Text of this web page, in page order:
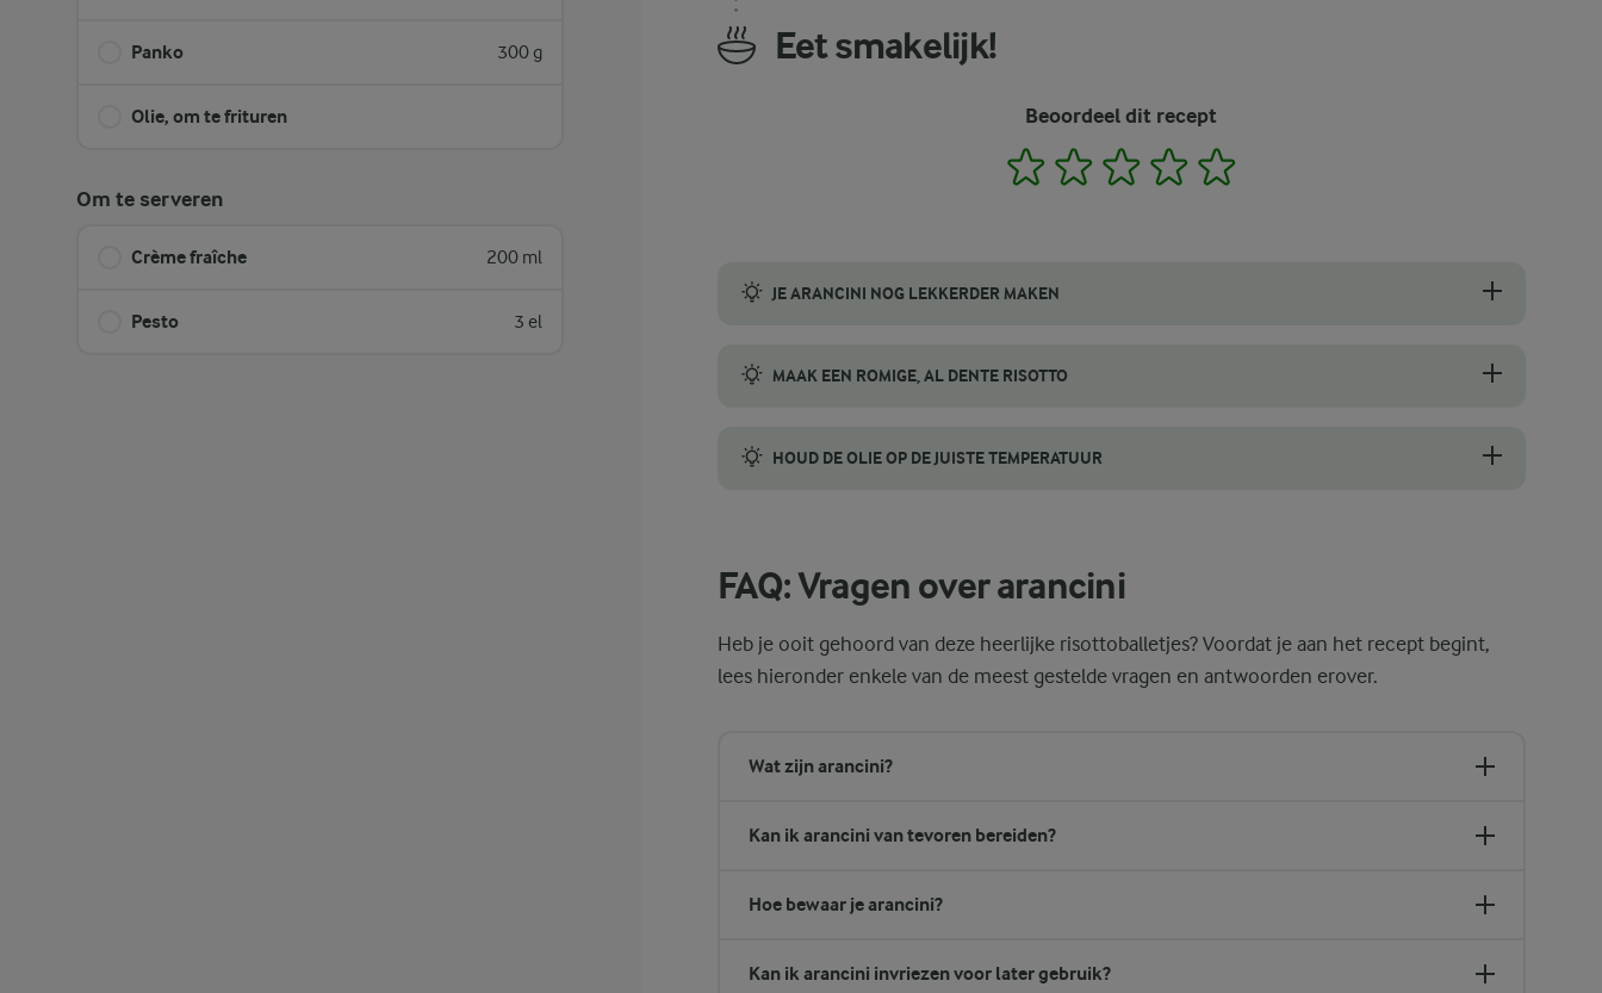
Panko 300 g
Olie, om te frituren
Om te serveren
Crème fraîche 200 ml
Pesto 3 el
Eet smakelijk!
Beoordeel dit recept
1 2 3 4
JE ARANCINI NOG LEKKERDER MAKEN
MAAK EEN ROMIGE, AL DENTE RISOTTO
HOUD DE OLIE OP DE JUISTE TEMPERATUUR
FAQ: Vragen over arancini
Heb je ooit gehoord van deze heerlijke risottoballetjes? Voordat je aan het recept begint,
lees hieronder enkele van de meest gestelde vragen en antwoorden erover.
Wat zijn arancini?
Kan ik arancini van tevoren bereiden?
Hoe bewaar je arancini?
Kan ik arancini invriezen voor later gebruik?